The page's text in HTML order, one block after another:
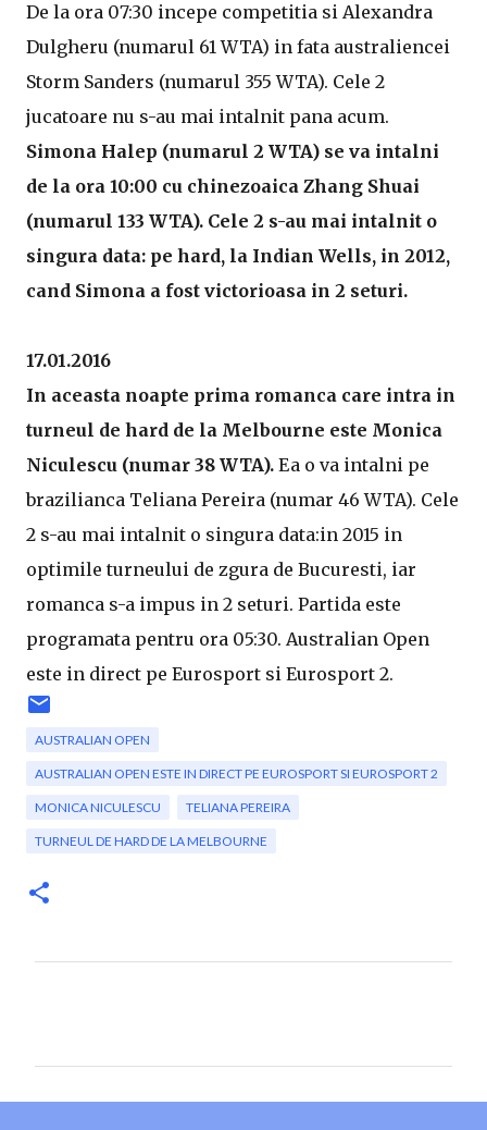
De la ora 07:30 incepe competitia si Alexandra
Dulgheru (numarul 61 WTA) in fata australiencei
Storm Sanders (numarul 355 WTA). Cele 2
jucatoare nu s-au mai intalnit pana acum.
Simona Halep (numarul 2 WTA) se va intalni
de la ora 10:00 cu chinezoaica Zhang Shuai
(numarul 133 WTA). Cele 2 s-au mai intalnit o
singura data: pe hard, la Indian Wells, in 2012,
cand Simona a fost victorioasa in 2 seturi.
17.01.2016
In aceasta noapte prima romanca care intra in
turneul de hard de la Melbourne este Monica
Niculescu (numar 38 WTA). Ea o va intalni pe
brazilianca Teliana Pereira (numar 46 WTA). Cele
2 s-au mai intalnit o singura data:in 2015 in
optimile turneului de zgura de Bucuresti, iar
romanca s-a impus in 2 seturi. Partida este
programata pentru ora 05:30. Australian Open
este in direct pe Eurosport si Eurosport 2.
AUSTRALIAN OPEN
AUSTRALIAN OPEN ESTE IN DIRECT PE EUROSPORT SI EUROSPORT 2
MONICA NICULESCU TELIANA PEREIRA
TURNEUL DE HARD DE LA MELBOURNE